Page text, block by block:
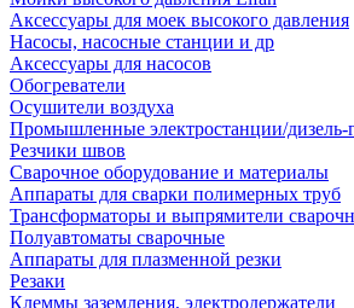
Аксессуары для моек высокого давления
Насосы, насосные станции и др
Аксессуары для насосов
Обогреватели
Осушители воздуха
Промышленные электростанции/дизель-
Резчики швов
Сварочное оборудование и материалы
Аппараты для сварки полимерных труб
Трансформаторы и выпрямители
Полуавтоматы сварочные
Аппараты для плазменной резки
Резаки
Клеммы заземления, электродержатели